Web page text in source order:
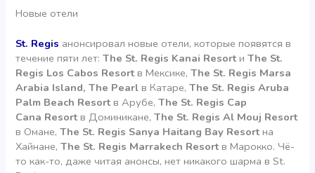
Новые отели
St. Regis анонсировал новые отели, которые появятся в
течение пяти лет:The St. Regis Kanai ResortиThe St.
Regis Los Cabos Resortв Мексике,The St. Regis Marsa
Arabia Island, The Pearl в Катаре,The St. Regis Aruba
Palm Beach Resortв Арубе,The St. Regis Cap
Cana Resortв Доминикане,The St. Regis Al Mouj Resort
в Омане,The St. Regis Sanya Haitang Bay Resortна
Хайнане,The St. Regis Marrakech Resortв Марокко. Чё-
то как-то, даже читая анонсы, нет никакого шарма в St.